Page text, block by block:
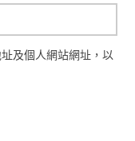
及個人網站網址，以